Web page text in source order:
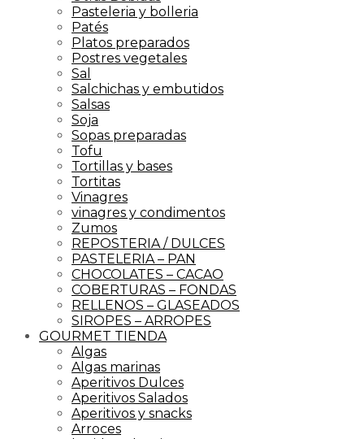
Pasteleria y bolleria
Patés
Platos preparados
Postres vegetales
Sal
Salchichas y embutidos
Salsas
Soja
Sopas preparadas
Tofu
Tortillas y bases
Tortitas
Vinagres
vinagres y condimentos
Zumos
REPOSTERIA / DULCES
PASTELERIA – PAN
CHOCOLATES – CACAO
COBERTURAS – FONDAS
RELLENOS – GLASEADOS
SIROPES – ARROPES
GOURMET TIENDA
Algas
Algas marinas
Aperitivos Dulces
Aperitivos Salados
Aperitivos y snacks
Arroces